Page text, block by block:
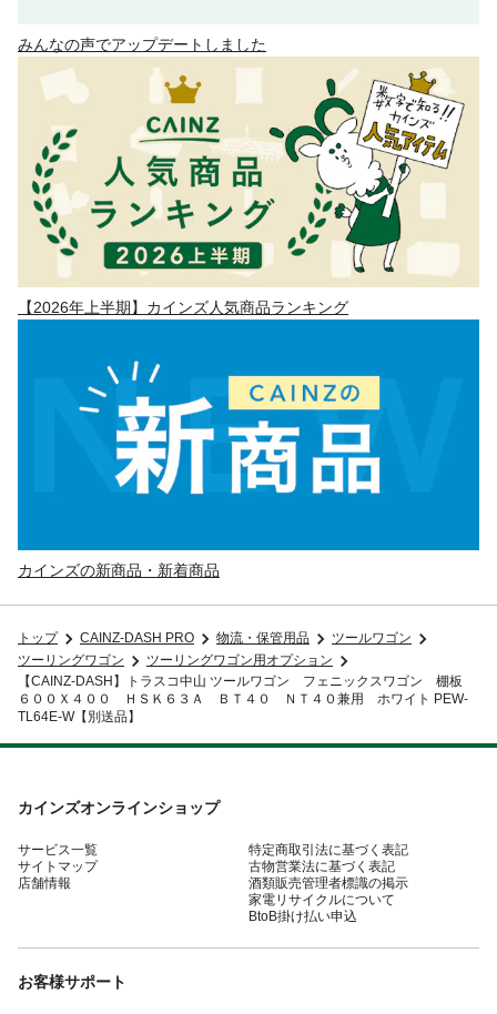
みんなの声でアップデートしました
【2026年上半期】カインズ人気商品ランキング
カインズの新商品・新着商品
トップ CAINZ-DASH PRO 物流・保管用品
ツールワゴン
ツーリングワゴン
ツーリングワゴン用オプション
【CAINZ-DASH】トラスコ中山 ツールワゴン フェニックスワゴン 棚板
６００Ｘ４００ ＨＳＫ６３Ａ ＢＴ４０ ＮＴ４０兼用 ホワイト PEW-
TL64E-W【別送品】
カインズオンラインショップ
サービス一覧
サイトマップ
店舗情報
特定商取引法に基づく表記
古物営業法に基づく表記
酒類販売管理者標識の掲示
家電リサイクルについて
BtoB掛け払い申込
お客様サポート